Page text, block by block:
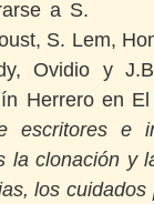
a S.
S. Lem,
Ovidio y
Herrero en
escritores e
la clonación y
los